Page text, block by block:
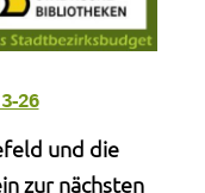
26
und die
zur nächsten